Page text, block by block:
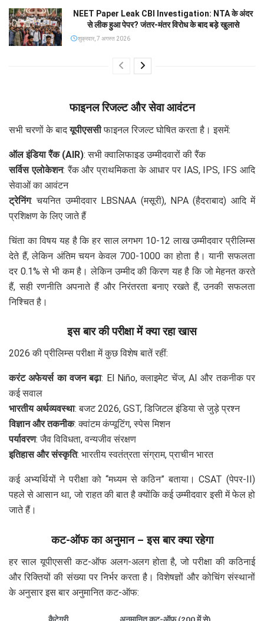
NEET Paper Leak CBI Investigation: NTA के अंदर
से लीक हुआ पेपर? जंतर-मंतर विरोध के बाद बड़े खुलासे
शुक्रवार, 7 अगस्त 2026
फाइनल रिजल्ट और सेवा आवंटन
सभी चरणों के बादयूपीएससीफाइनल रिजल्ट घोषित करता है। इसमें:
ऑल इंडिया रैंक (AIR): सभी क्वालिफाइड उम्मीदवारों की रैंक
सर्विस एलोकेशन: रैंक और प्राथमिकता के आधार पर IAS, IPS, IFS आदि
सेवाओं का आवंटन
ट्रेनिंग: चयनित उम्मीदवार LBSNAA (मसूरी), NPA (हैदराबाद) आदि में
प्रशिक्षण के लिए जाते हैं
चिंता का विषय यह है कि हर साल लगभग 10-12 लाख उम्मीदवार प्रीलिम्स
देते हैं, लेकिन अंतिम चयन केवल 700-1000 का होता है। यानी सफलता
दर 0.1% से भी कम है। लेकिन उम्मीद की किरण यह है कि जो मेहनत करते
हैं, सही रणनीति अपनाते हैं और निरंतरता बनाए रखते हैं, उनकी सफलता
निश्चित है।
इस बार की परीक्षा में क्या रहा खास
2026 की प्रीलिम्स परीक्षा में कुछ विशेष बातें रहीं:
करंट अफेयर्स का वजन बढ़ा: El Niño, क्लाइमेट चेंज, AI और तकनीक पर
कई सवाल
भारतीय अर्थव्यवस्था: बजट 2026, GST, डिजिटल इंडिया से जुड़े प्रश्न
विज्ञान और तकनीक: क्वांटम कंप्यूटिंग, स्पेस मिशन
पर्यावरण: जैव विविधता, वन्यजीव संरक्षण
इतिहास और संस्कृति: भारतीय स्वतंत्रता संग्राम, प्राचीन भारत
कई अभ्यर्थियों ने परीक्षा को “मध्यम से कठिन” बताया। CSAT (पेपर-II)
पहले से आसान था, जो राहत की बात है क्योंकि कई उम्मीदवार इसी में फेल हो
जाते हैं।
कट-ऑफ का अनुमान – इस बार क्या रहेगा
हर साल यूपीएससी कट-ऑफ अलग-अलग होता है, जो परीक्षा की कठिनाई
और रिक्तियों की संख्या पर निर्भर करता है। विशेषज्ञों और कोचिंग संस्थानों
के अनुसार इस बार अनुमानित कट-ऑफ: